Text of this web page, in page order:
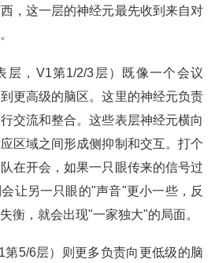
，这一层的神经元最先收到来自对
，V1第1/2/3层）既像一个会议
更高级的脑区。这里的神经元负责
交流和整合。这些表层神经元横向
区域之间形成侧抑制和交互。打个
在开会，如果一只眼传来的信号过
让另一只眼的"声音"更小一些，反
衡，就会出现"一家独大"的局面。
5/6层）则更多负责向更低级的脑